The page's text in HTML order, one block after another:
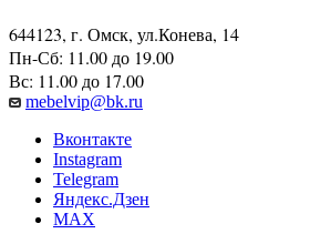
644123, г. Омск, ул.Конева, 14
Пн-Сб: 11.00 до 19.00
Вс: 11.00 до 17.00
mebelvip@bk.ru
Вконтакте
Instagram
Telegram
Яндекс.Дзен
MAX